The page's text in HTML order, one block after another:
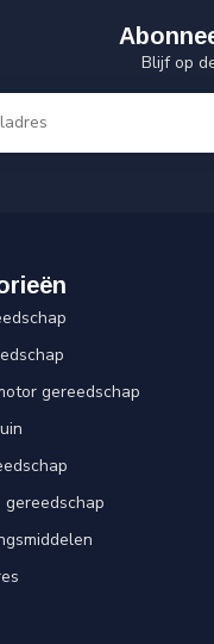
Blijf op
gereedschap
gereedschap